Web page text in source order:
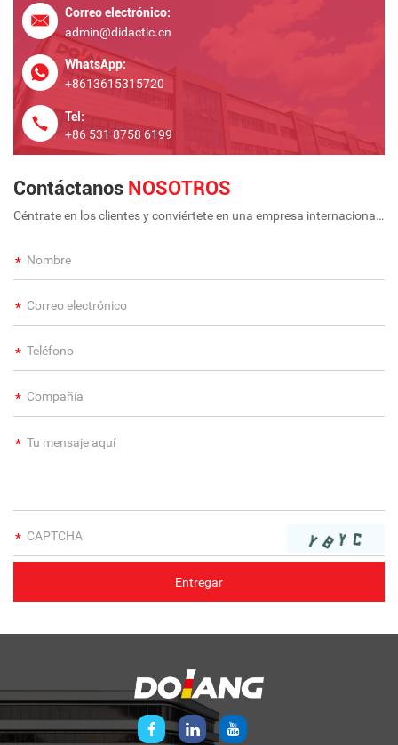
Correo electrónico:
admin@didactic.cn
WhatsApp:
+8613615315720
Tel:
+86 531 8758 6199
Contáctanos NOSOTROS
Céntrate en los clientes y conviértete en una empresa internacional